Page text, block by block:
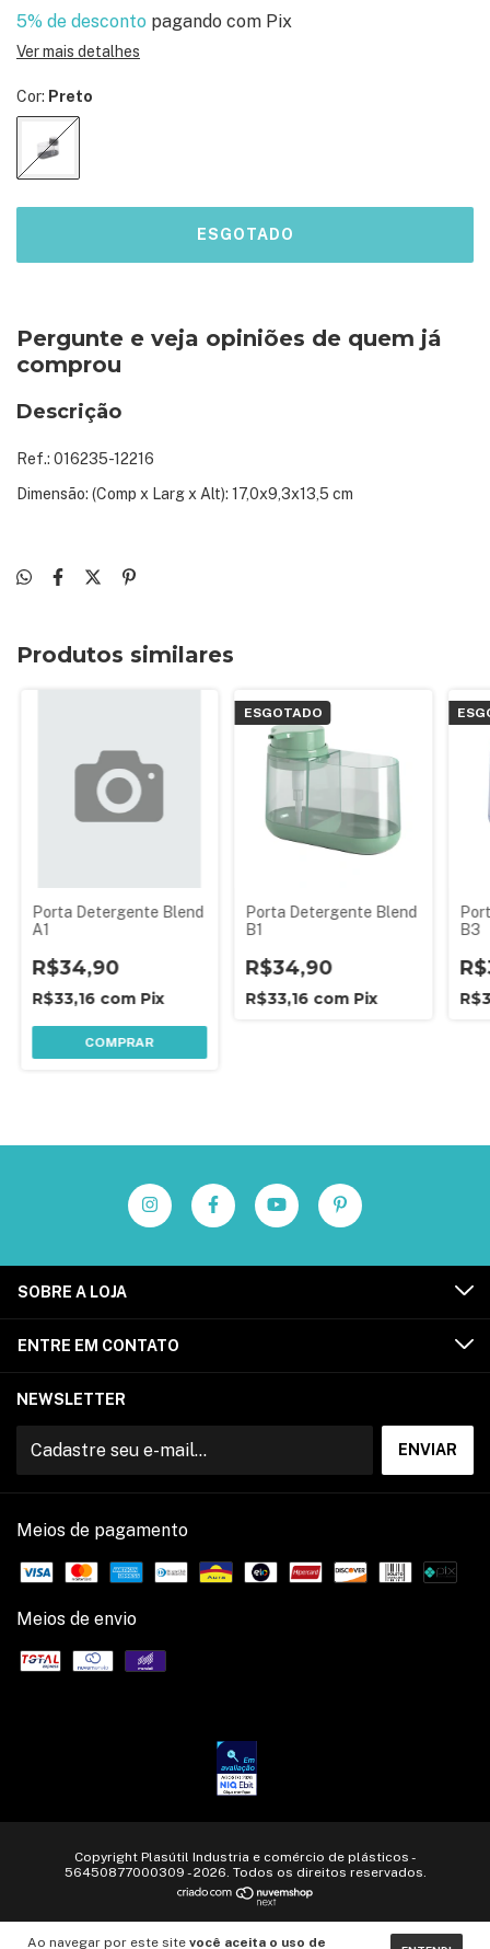
Ao navegar por este site você aceita o uso de
5% de desconto pagando com Pix
Ver mais detalhes
Cor: Preto
Pergunte e veja opiniões de quem já
comprou
Descrição
Ref.: 016235-12216
Dimensão: (Comp x Larg x Alt): 17,0x9,3x13,5 cm
Produtos similares
Porta Detergente Blend
A1
R$34,90
R$33,16 com Pix
COMPRAR
ESGOTADO
Porta Detergente Blend
B1
R$34,90
R$33,16 com Pix
B3
SOBRE A LOJA
ENTRE EM CONTATO
NEWSLETTER
Meios de pagamento
Meios de envio
Copyright Plasútil Industria e comércio de plásticos -
56450877000309 - 2026. Todos os direitos reservados.